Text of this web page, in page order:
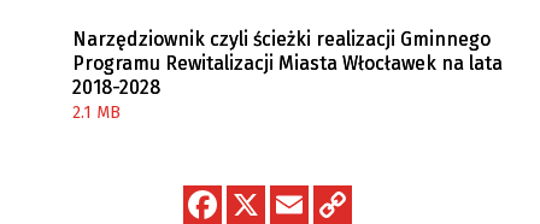
Narzędziownik czyli ścieżki realizacji Gminnego
Programu Rewitalizacji Miasta Włocławek na lata
2018-2028
2.1 MB